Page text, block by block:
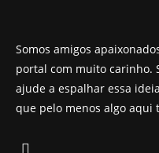
Somos amigos
portal com muito carinho.
ajude a espalhar essa
que pelo menos algo